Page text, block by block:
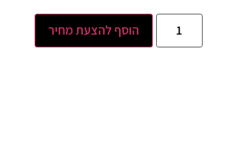
הוסף להצעת מחיר